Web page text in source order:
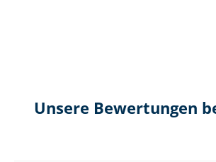
Unsere Bewertungen